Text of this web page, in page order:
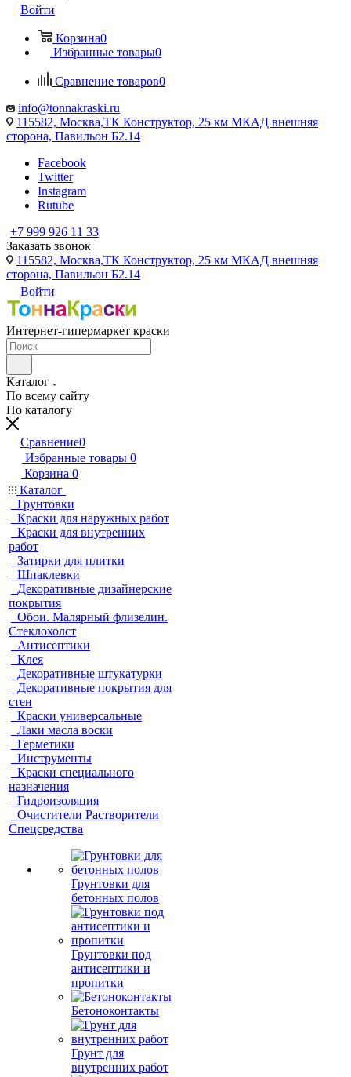
Войти
Корзина0
Избранные товары0
Сравнение товаров0
info@tonnakraski.ru
115582, Москва,ТК Конструктор, 25 км МКАД внешняя
сторона, Павильон Б2.14
Facebook
Twitter
Instagram
Rutube
+7 999 926 11 33
Заказать звонок
115582, Москва,ТК Конструктор, 25 км МКАД внешняя
сторона, Павильон Б2.14
Войти
Интернет-гипермаркет краски
Каталог
По всему сайту
По каталогу
Сравнение0
Избранные товары 0
Корзина 0
Каталог
Грунтовки
Краски для наружных работ
Краски для внутренних
работ
Затирки для плитки
Шпаклевки
Декоративные дизайнерские
покрытия
Обои. Малярный флизелин.
Стеклохолст
Антисептики
Клея
Декоративные штукатурки
Декоративные покрытия для
стен
Краски универсальные
Лаки масла воски
Герметики
Инструменты
Краски специального
назначения
Гидроизоляция
Очистители Растворители
Спецсредства
Грунтовки для
бетонных полов
Грунтовки под
антисептики и
пропитки
Бетоноконтакты
Грунт для
внутренних работ